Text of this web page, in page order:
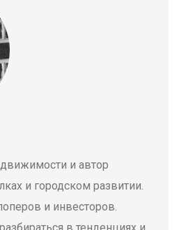
и автор
и городском развитии.
и инвесторов.